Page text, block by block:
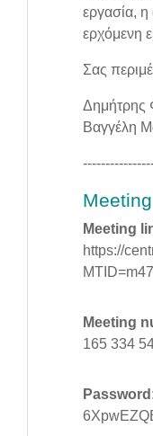
εργασία, η
ερχόμενη
Σας
Δημήτρης
Βαγγέλη
Meeting
https://
Meeting
165 334